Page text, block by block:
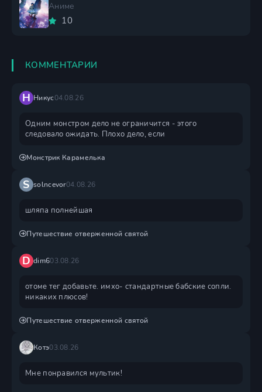
Аниме
10
КОММЕНТАРИИ
Н Никус04.08.26
Одним монстром дело не ограничится - этого
следовало ожидать. Плохо дело, если
Монстрик Карамелька
S solncevor04.08.26
шляпа полнейшая
Путешествие отверженной святой
D dim603.08.26
отоме тег добавьте. имхо- стандартные бабские сопли.
никаких плюсов!
Путешествие отверженной святой
Котэ03.08.26
Мне понравился мультик!